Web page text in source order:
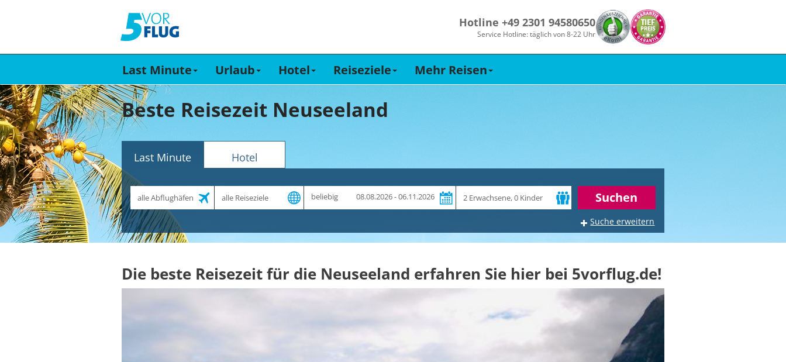
Hotline +49 2301 94580650
Service Hotline: täglich von 8-22 Uhr
Last Minute Urlaub Hotel Reiseziele Mehr Reisen
Beste Reisezeit Neuseeland
Last Minute Hotel
Abflughafen
Zeitraum
beliebig 08.08.2026 - 06.11.2026 Suchen
Suche erweitern
Die beste Reisezeit für die Neuseeland erfahren Sie hier bei 5vorflug.de!